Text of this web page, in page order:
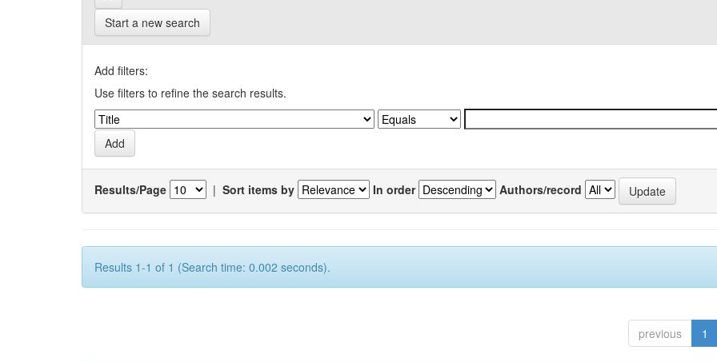
Start a new search
Add filters:
Use filters to refine the search results.
Results/Page | Sort items by In order Authors/record
Results 1-1 of 1 (Search time: 0.002 seconds).
previous 1